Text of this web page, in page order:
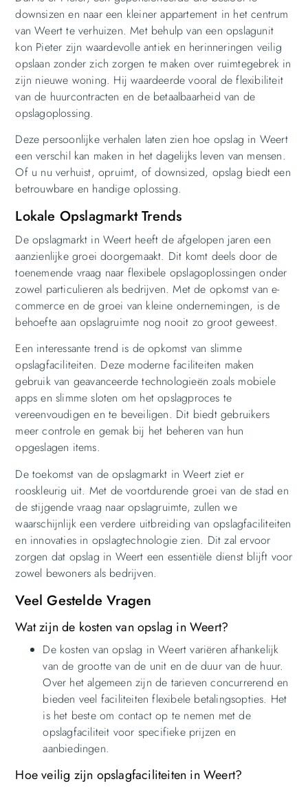
downsizen en naar een kleiner appartement in het centrum
van Weert te verhuizen. Met behulp van een opslagunit
kon Pieter zijn waardevolle antiek en herinneringen veilig
opslaan zonder zich zorgen te maken over ruimtegebrek in
zijn nieuwe woning. Hij waardeerde vooral de flexibiliteit
van de huurcontracten en de betaalbaarheid van de
opslagoplossing.
Deze persoonlijke verhalen laten zien hoe opslag in Weert
een verschil kan maken in het dagelijks leven van mensen.
Of u nu verhuist, opruimt, of downsized, opslag biedt een
betrouwbare en handige oplossing.
Lokale Opslagmarkt Trends
De opslagmarkt in Weert heeft de afgelopen jaren een
aanzienlijke groei doorgemaakt. Dit komt deels door de
toenemende vraag naar flexibele opslagoplossingen onder
zowel particulieren als bedrijven. Met de opkomst van e-
commerce en de groei van kleine ondernemingen, is de
behoefte aan opslagruimte nog nooit zo groot geweest.
Een interessante trend is de opkomst van slimme
opslagfaciliteiten. Deze moderne faciliteiten maken
gebruik van geavanceerde technologieën zoals mobiele
apps en slimme sloten om het opslagproces te
vereenvoudigen en te beveiligen. Dit biedt gebruikers
meer controle en gemak bij het beheren van hun
opgeslagen items.
De toekomst van de opslagmarkt in Weert ziet er
rooskleurig uit. Met de voortdurende groei van de stad en
de stijgende vraag naar opslagruimte, zullen we
waarschijnlijk een verdere uitbreiding van opslagfaciliteiten
en innovaties in opslagtechnologie zien. Dit zal ervoor
zorgen dat opslag in Weert een essentiële dienst blijft voor
zowel bewoners als bedrijven.
Veel Gestelde Vragen
Wat zijn de kosten van opslag in Weert?
De kosten van opslag in Weert variëren afhankelijk
van de grootte van de unit en de duur van de huur.
Over het algemeen zijn de tarieven concurrerend en
bieden veel faciliteiten flexibele betalingsopties. Het
is het beste om contact op te nemen met de
opslagfaciliteit voor specifieke prijzen en
aanbiedingen.
Hoe veilig zijn opslagfaciliteiten in Weert?